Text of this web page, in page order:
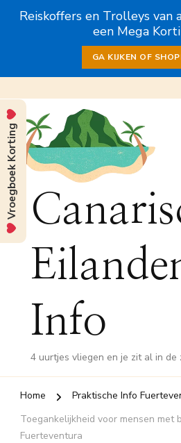
Reiskoffers en Trolleys van
een Mega
GA KIJKEN OF
Info
4 uurtjes vliegen en je zit al in de
Home
Praktische Info
Toegankelijkheid voor mensen met
Fuerteventura
Vroegboek Korting